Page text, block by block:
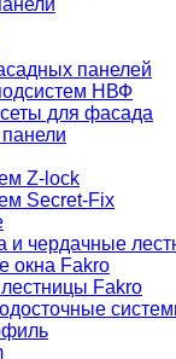
панелей
НВФ
для фасада
Z-lock
Secret-Fix
и чердачные
окна Fakro
Fakro